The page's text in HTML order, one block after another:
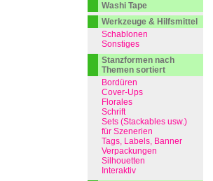
Washi Tape
Werkzeuge & Hilfsmittel
Schablonen
Sonstiges
Stanzformen nach
Themen sortiert
Bordüren
Cover-Ups
Florales
Schrift
Sets (Stackables usw.)
für Szenerien
Tags, Labels, Banner
Verpackungen
Silhouetten
Interaktiv